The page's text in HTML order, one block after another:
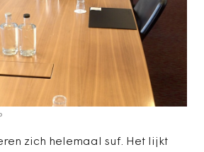
zich helemaal suf. Het lijkt